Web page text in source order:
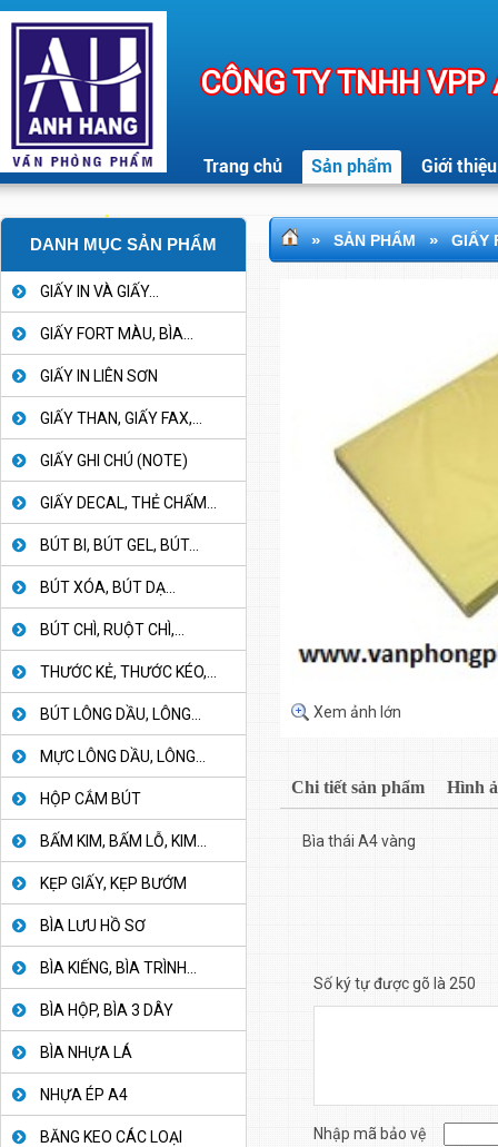
CÔNG TY TNHH
Trang chủ Sản phẩm Giới thiệu
DANH MỤC SẢN PHẨM
GIẤY IN VÀ GIẤY...
GIẤY FORT MÀU, BÌA...
GIẤY IN LIÊN SƠN
GIẤY THAN, GIẤY FAX,...
GIẤY GHI CHÚ (NOTE)
GIẤY DECAL, THẺ CHẤM...
BÚT BI, BÚT GEL, BÚT...
BÚT XÓA, BÚT DẠ...
BÚT CHÌ, RUỘT CHÌ,...
THƯỚC KẺ, THƯỚC KÉO,...
BÚT LÔNG DẦU, LÔNG...
MỰC LÔNG DẦU, LÔNG...
HỘP CẮM BÚT
BẤM KIM, BẤM LỖ, KIM...
KẸP GIẤY, KẸP BƯỚM
BÌA LƯU HỒ SƠ
BÌA KIẾNG, BÌA TRÌNH...
BÌA HỘP, BÌA 3 DÂY
BÌA NHỰA LÁ
NHỰA ÉP A4
BĂNG KEO CÁC LOẠI
» SẢN PHẨM » GIẤY
Xem ảnh lớn
Chi tiết sản phẩm Hình
Bìa thái A4 vàng
Số ký tự được gõ là 250
Nhập mã bảo vệ